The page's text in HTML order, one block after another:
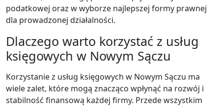
podatkowej oraz w wyborze najlepszej formy prawnej
dla prowadzonej działalności.
Dlaczego warto korzystać z usług
księgowych w Nowym Sączu
Korzystanie z usług księgowych w Nowym Sączu ma
wiele zalet, które mogą znacząco wpłynąć na rozwój i
stabilność finansową każdej firmy. Przede wszystkim